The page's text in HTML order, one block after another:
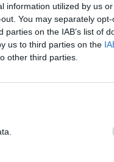
information utilized by us
You may separately
on the IAB’s list of
us to third parties on the
other third parties.